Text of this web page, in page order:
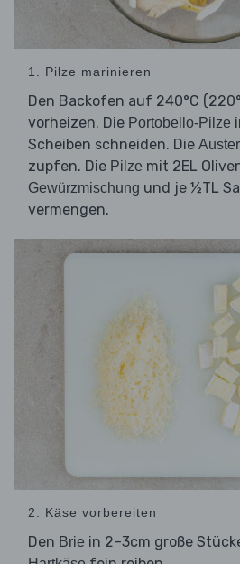
1. Pilze marinieren
Den Backofen auf 240°C
vorheizen. Die Portobello-Pilze
Scheiben schneiden. Die
zupfen. Die Pilze mit 2EL
Gewürzmischung und je ½TL
vermengen.
2. Käse vorbereiten
Den Brie in 2–3cm große